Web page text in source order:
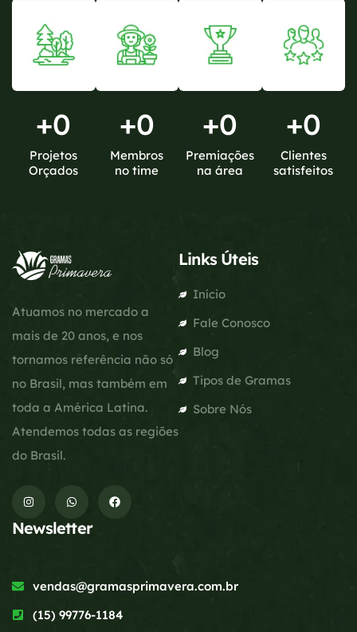
+0
Projetos
Orçados
+0
Membros
no time
+0
Premiações
na área
+0
Clientes
satisfeitos
Atuamos no mercado a
mais de 20 anos, e nos
tornamos referência não só
no Brasil, mas também em
toda a América Latina.
Atendemos todas as regiões
do Brasil.
Links Úteis
Início
Fale Conosco
Blog
Tipos de Gramas
Sobre Nós
Newsletter
vendas@gramasprimavera.com.br
(15) 99776-1184